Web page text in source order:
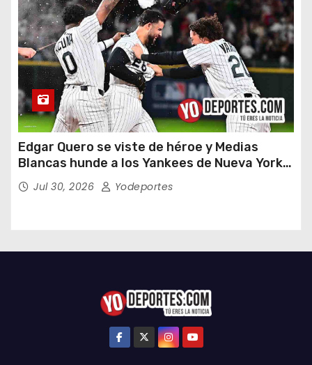
Edgar Quero se viste de héroe y Medias
Blancas hunde a los Yankees de Nueva York
en doce entradas
Jul 30, 2026 Yodeportes